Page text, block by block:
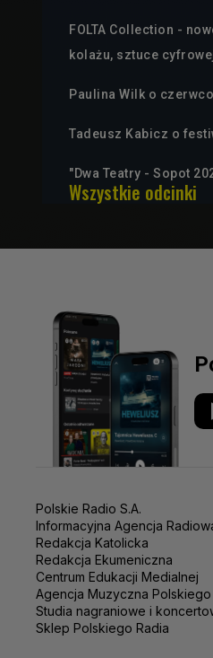
FOLTA Collection -
kolażu, sztuce
Paulina Wilk o
Tadeusz Kabicz o
"Dwa Teatry - Sopot
Wszystkie odcinki
Polskie Radio S.A.
Informacyjna Agencja
Redakcja Katolicka
Redakcja Ekumeniczna
Centrum Edukacji Medialnej
Agencja Muzyczna Polskiego
Studia nagraniowe i
Sklep Polskiego Radia